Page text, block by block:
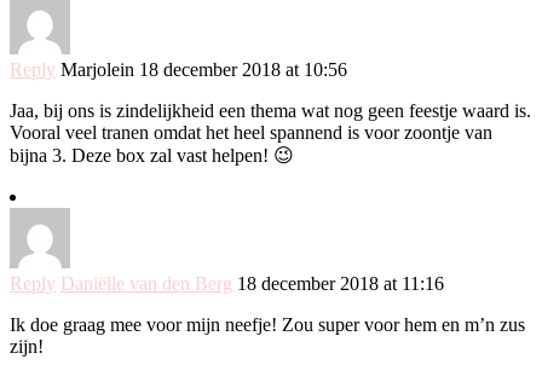
Reply Marjolein 18 december 2018 at 10:56
Jaa, bij ons is zindelijkheid een thema wat nog geen feestje waard is.
Vooral veel tranen omdat het heel spannend is voor zoontje van
bijna 3. Deze box zal vast helpen! 😉
Reply Daniëlle van den Berg 18 december 2018 at 11:16
Ik doe graag mee voor mijn neefje! Zou super voor hem en m’n zus
zijn!